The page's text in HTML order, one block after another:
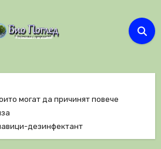
могат да причинят повече
дезинфектант